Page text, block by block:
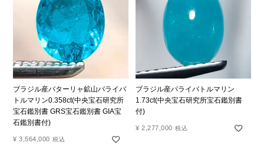
ブラジル産バターリャ鉱山パライバ
トルマリン0.358ct(中央宝石研究所
宝石鑑別書 GRS宝石鑑別書 GIA宝
石鑑別書付)
¥ 3,564,000 税込
ブラジル産パライバトルマリン
1.73ct(中央宝石研究所宝石鑑別書
付)
¥ 2,277,000 税込